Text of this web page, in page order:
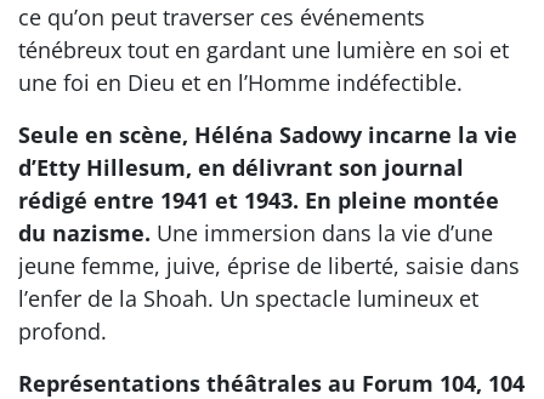
ce qu’on peut traverser ces événements
ténébreux tout en gardant une lumière en soi et
une foi en Dieu et en l’Homme indéfectible.
Seule en scène, Héléna Sadowy incarne la vie
d’Etty Hillesum, en délivrant son journal
rédigé entre 1941 et 1943. En pleine montée
du nazisme. Une immersion dans la vie d’une
jeune femme, juive, éprise de liberté, saisie dans
l’enfer de la Shoah. Un spectacle lumineux et
profond.
Représentations théâtrales au Forum 104, 104